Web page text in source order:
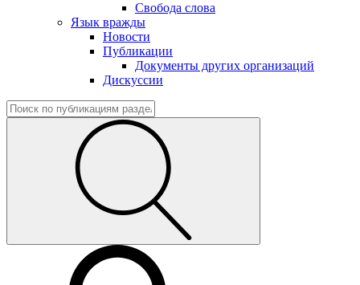
Свобода слова
Язык вражды
Новости
Публикации
Документы других организаций
Дискуссии